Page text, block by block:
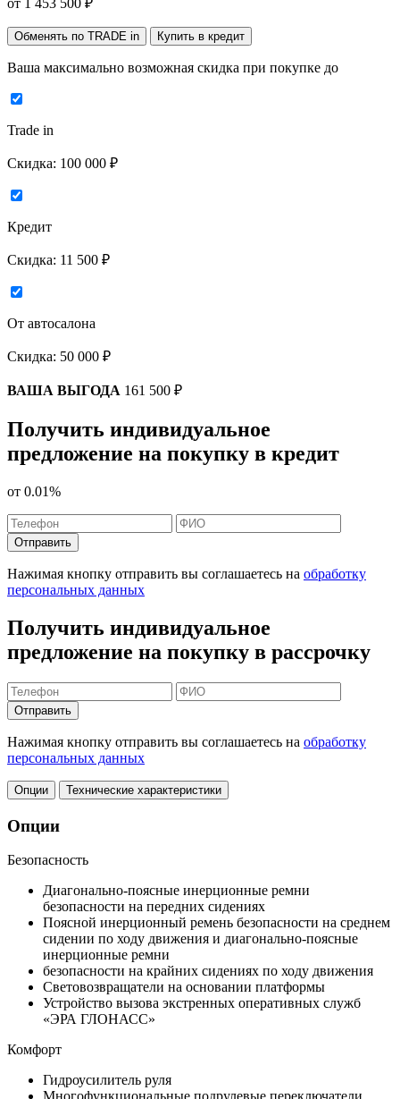
от 1 453 500 ₽
Обменять по TRADE in Купить в кредит
Ваша максимально возможная скидка при покупке до
Trade in
Скидка: 100 000 ₽
Кредит
Скидка: 11 500 ₽
От автосалона
Скидка: 50 000 ₽
ВАША ВЫГОДА 161 500 ₽
Получить индивидуальное
предложение на покупку в кредит
от 0.01%
Отправить
Нажимая кнопку отправить вы соглашаетесь на обработку
персональных данных
Получить индивидуальное
предложение на покупку в рассрочку
Отправить
Нажимая кнопку отправить вы соглашаетесь на обработку
персональных данных
Опции Технические характеристики
Опции
Безопасность
Диагонально-поясные инерционные ремни
безопасности на передних сидениях
Поясной инерционный ремень безопасности на среднем
сидении по ходу движения и диагонально-поясные
инерционные ремни
безопасности на крайних сидениях по ходу движения
Световозвращатели на основании платформы
Устройство вызова экстренных оперативных служб
«ЭРА ГЛОНАСС»
Комфорт
Гидроусилитель руля